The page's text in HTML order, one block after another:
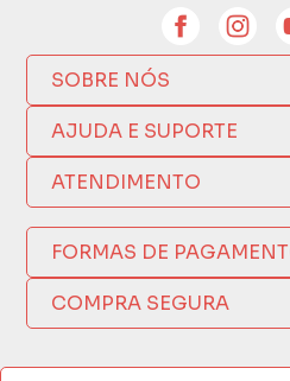
SOBRE NÓS
Quem Somos
Compra Segura
Como Comprar
Nossas Lojas
Política de Privacidade
AJUDA E SUPORTE
Nosso Aplicativo
Trocas e Devoluções
Formas de Pagamento
Fretes e Entregas
Fabricantes
Termos de Compra e
ATENDIMENTO
(17) 3209-9595
FORMAS DE
COMPRA SEGURA